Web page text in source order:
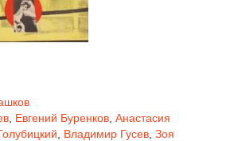
Евгений Буренков Анастасия
Владимир Гусев Зоя